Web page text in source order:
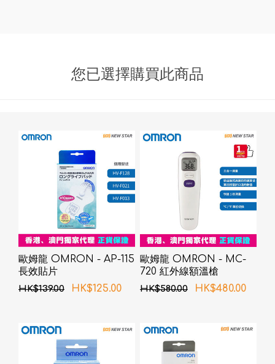
您已選擇購買此商品
歐姆龍 OMRON - AP-115
長效貼片
HK$139.00 HK$125.00
歐姆龍 OMRON - MC-
720 紅外線額溫槍
HK$580.00 HK$480.00